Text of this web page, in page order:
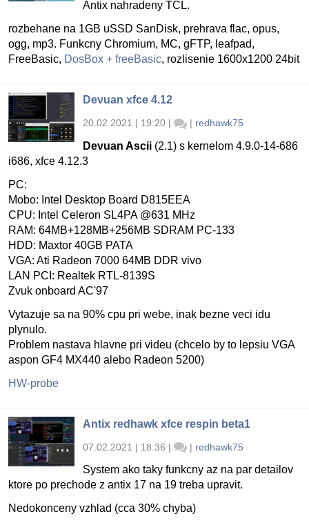
Antix nahradeny TCL.
rozbehane na 1GB uSSD SanDisk, prehrava flac, opus,
ogg, mp3. Funkcny Chromium, MC, gFTP, leafpad,
FreeBasic, DosBox + freeBasic, rozlisenie 1600x1200 24bit
Devuan xfce 4.12
20.02.2021 | 19:20 | | redhawk75
Devuan Ascii (2.1) s kernelom 4.9.0-14-686
i686, xfce 4.12.3
PC:
Mobo: Intel Desktop Board D815EEA
CPU: Intel Celeron SL4PA @631 MHz
RAM: 64MB+128MB+256MB SDRAM PC-133
HDD: Maxtor 40GB PATA
VGA: Ati Radeon 7000 64MB DDR vivo
LAN PCI: Realtek RTL-8139S
Zvuk onboard AC'97
Vytazuje sa na 90% cpu pri webe, inak bezne veci idu
plynulo.
Problem nastava hlavne pri videu (chcelo by to lepsiu VGA
aspon GF4 MX440 alebo Radeon 5200)
HW-probe
Antix redhawk xfce respin beta1
07.02.2021 | 18:36 | | redhawk75
System ako taky funkcny az na par detailov
ktore po prechode z antix 17 na 19 treba upravit.
Nedokonceny vzhlad (cca 30% chyba)